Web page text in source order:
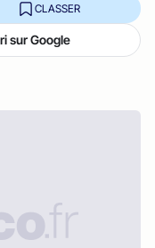
CLASSER
sur Google